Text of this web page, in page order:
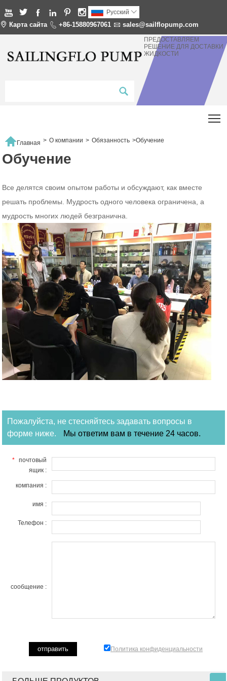
      Pусский 
 Карта сайта  +86-15880967061  sales@sailflopump.com
ПРЕДОСТАВЛЯЕМ
РЕШЕНИЕ ДЛЯ ДОСТАВКИ
ЖИДКОСТИ
Главная > О компании > Обязанность >Обучение
Обучение
Все делятся своим опытом работы и обсуждают, как вместе
решать проблемы. Мудрость одного человека ограничена, а
мудрость многих людей безгранична.
Пожалуйста, не стесняйтесь задавать вопросы в
форме ниже.
Мы ответим вам в течение 24 часов.
* почтовый
ящик :
компания :
имя :
Телефон :
сообщение :
Политика конфиденциальности